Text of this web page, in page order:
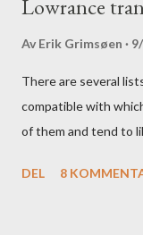
Lowrance
Av Erik Grimsøen
There are several
compatible with
of them and tend to
DEL 8